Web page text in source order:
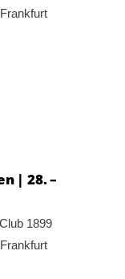
| 28. –
1899